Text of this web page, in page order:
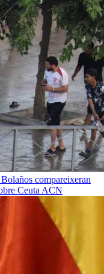
compareixeran
Ceuta ACN